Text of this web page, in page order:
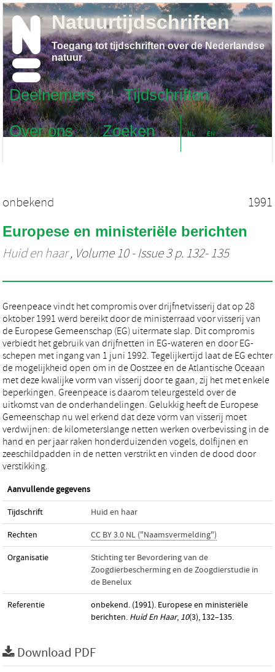
Deelnemers
Tijdschriften
Over ons
Zoeken NL EN
Natuurtijdschriften
Toegang tot tijdschriften over de Nederlandse
natuur
onbekend 1991
Europese en ministeriële berichten
Huid en haar, Volume 10 - Issue 3 p. 132- 135
Greenpeace vindt het compromis over drijfnetvisserij dat op 28
oktober 1991 werd bereikt door de ministerraad voor visserij van
de Europese Gemeenschap (EG) uitermate slap. Dit compromis
verbiedt het gebruik van drijfnetten in EG-wateren en door EG-
schepen met ingang van 1 juni 1992. Tegelijkertijd laat de EG echter
de mogelijkheid open om in de Oostzee en de Atlantische Oceaan
met deze kwalijke vorm van visserij door te gaan, zij het met enkele
beperkingen. Greenpeace is daarom teleurgesteld over de
uitkomst van de onderhandelingen. Gelukkig heeft de Europese
Gemeenschap nu wel erkend dat deze vorm van visserij moet
verdwijnen: de kilometerslange netten werken overbevissing in de
hand en per jaar raken honderduizenden vogels, dolfijnen en
zeeschildpadden in de netten verstrikt en vinden de dood door
verstikking.
Aanvullende gegevens
Tijdschrift Huid en haar
Rechten CC BY 3.0 NL ("Naamsvermelding")
Organisatie
Stichting ter Bevordering van de
Zoogdierbescherming en de Zoogdierstudie in
de Benelux
Referentie
onbekend. (1991). Europese en ministeriële
berichten. Huid En Haar, 10(3), 132–135.
Download PDF